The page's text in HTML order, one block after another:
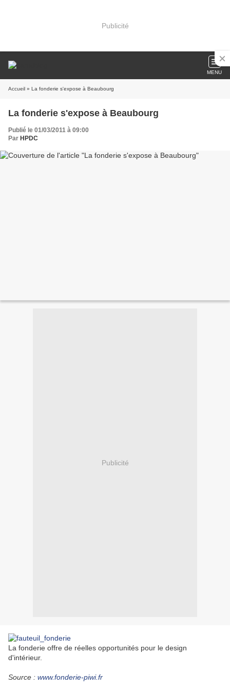
Publicité
MENU
Accueil » La fonderie s'expose à Beaubourg
La fonderie s'expose à Beaubourg
Publié le 01/03/2011 à 09:00
Par HPDC
Publicité
La fonderie offre de réelles opportunités pour le design
d'intérieur.
Source : www.fonderie-piwi.fr